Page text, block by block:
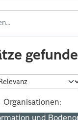
Organisationen:
und